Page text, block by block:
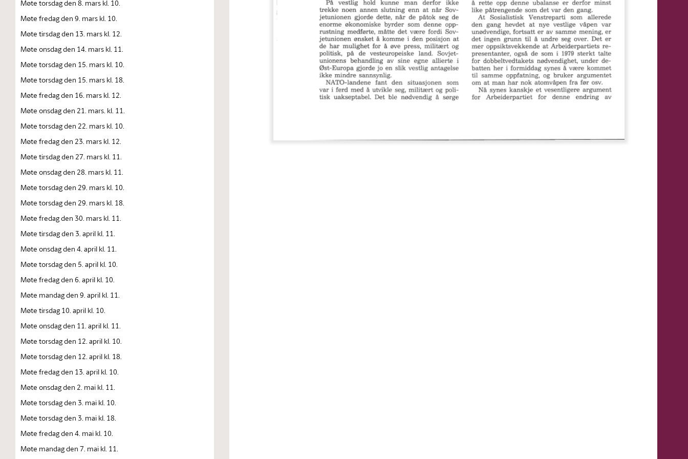
Møte torsdag den 8. mars kl. 10.
Møte fredag den 9. mars kl. 10.
Møte tirsdag den 13. mars kl. 12.
Møte onsdag den 14. mars kl. 11.
Møte torsdag den 15. mars kl. 10.
Møte torsdag den 15. mars kl. 18.
Møte fredag den 16. mars kl. 12.
Møte onsdag den 21. mars. kl. 11.
Møte torsdag den 22. mars kl. 10.
Møte fredag den 23. mars kl. 12.
Møte tirsdag den 27. mars kl. 11.
Møte onsdag den 28. mars kl. 11.
Møte torsdag den 29. mars kl. 10.
Møte torsdag den 29. mars kl. 18.
Møte fredag den 30. mars kl. 11.
Møte tirsdag den 3. april kl. 11.
Møte onsdag den 4. april kl. 11.
Møte torsdag den 5. april kl. 10.
Møte fredag den 6. april kl. 10.
Møte mandag den 9. april kl. 11.
Møte tirsdag 10. april kl. 10.
Møte onsdag den 11. april kl. 11.
Møte torsdag den 12. april kl. 10.
Møte torsdag den 12. april kl. 18.
Møte fredag den 13. april kl. 10.
Møte onsdag den 2. mai kl. 11.
Møte torsdag den 3. mai kl. 10.
Møte torsdag den 3. mai kl. 18.
Møte fredag den 4. mai kl. 10.
Møte mandag den 7. mai kl. 11.